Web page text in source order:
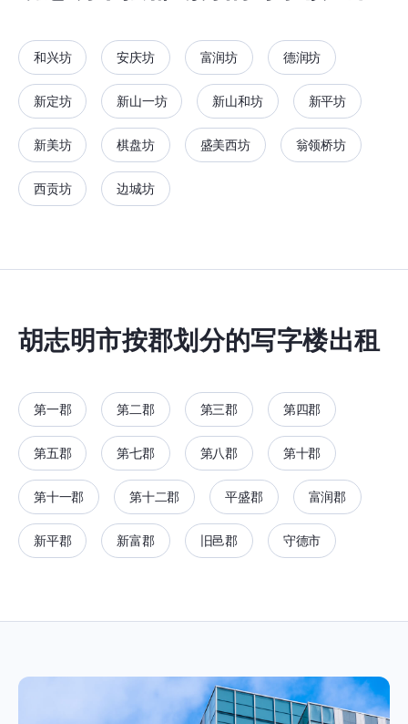
和兴坊 安庆坊 富润坊 德润坊
新定坊 新山一坊 新山和坊 新平坊
新美坊 棋盘坊 盛美西坊 翁领桥坊
西贡坊 边城坊
胡志明市按郡划分的写字楼出租
第一郡 第二郡 第三郡 第四郡
第五郡 第七郡 第八郡 第十郡
第十一郡 第十二郡 平盛郡 富润郡
新平郡 新富郡 旧邑郡 守德市